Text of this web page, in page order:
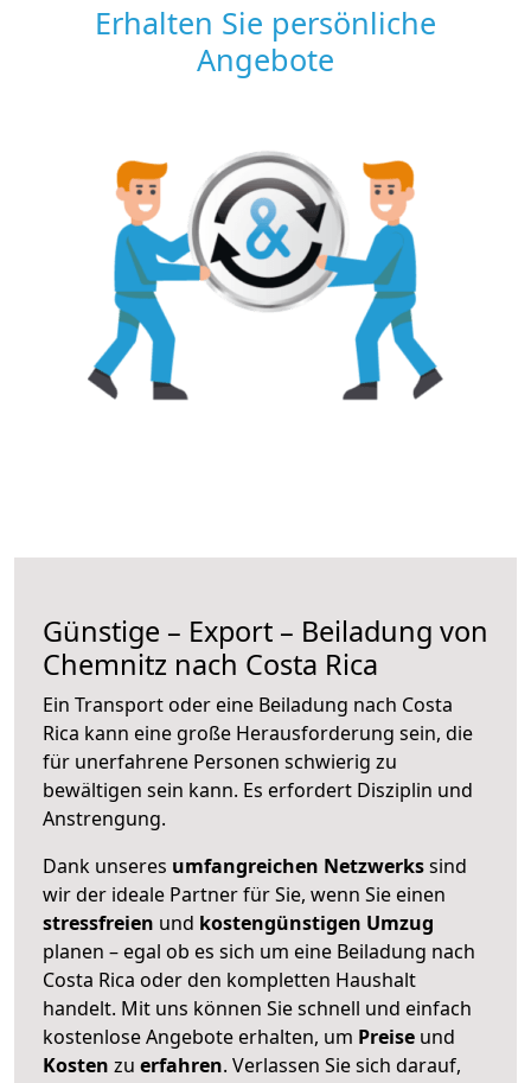
Erhalten Sie persönliche
Angebote
Günstige – Export – Beiladung von
Chemnitz nach Costa Rica
Ein Transport oder eine Beiladung nach Costa
Rica kann eine große Herausforderung sein, die
für unerfahrene Personen schwierig zu
bewältigen sein kann. Es erfordert Disziplin und
Anstrengung.
Dank unseres umfangreichen Netzwerkssind
wir der ideale Partner für Sie, wenn Sie einen
stressfreien und kostengünstigen Umzug
planen – egal ob es sich um eine Beiladung nach
Costa Rica oder den kompletten Haushalt
handelt. Mit uns können Sie schnell und einfach
kostenlose Angebote erhalten, um Preise und
Kosten zu erfahren. Verlassen Sie sich darauf,